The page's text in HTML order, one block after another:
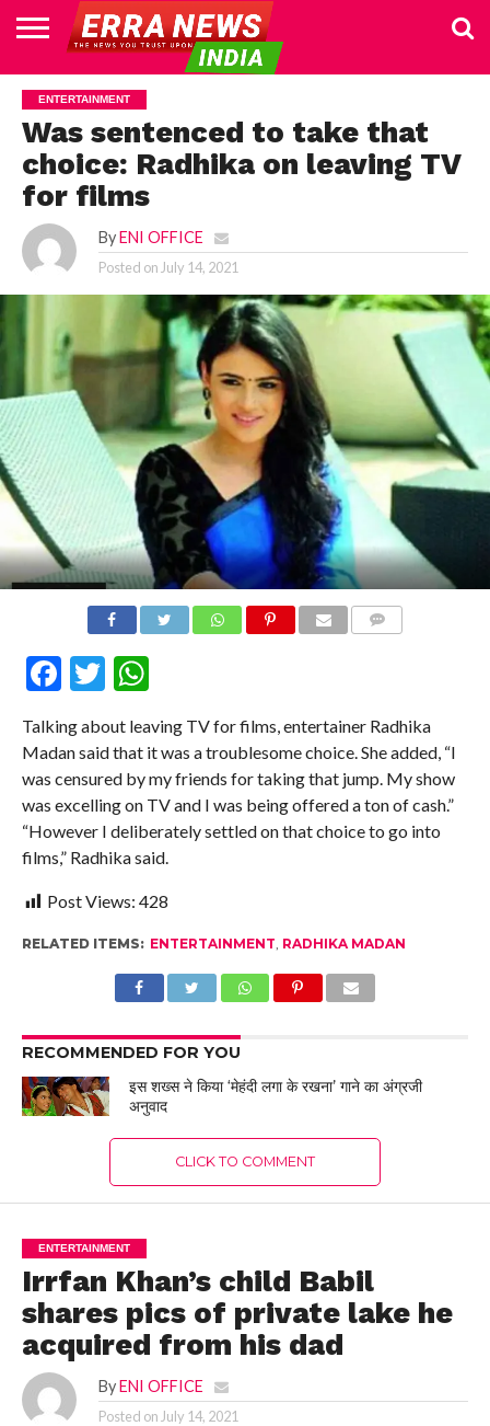
HOME
POLITICS
NEWS
BUSINESS
CULTURE
NATIONAL
SPORTS
LIFESTYLE
TRAVEL
OPINION
BREAKING
NEWS
ENTERTAINMENT
WORLD
CRIME
JOIN
US
ENTERTAINMENT
Was sentenced to take that
choice: Radhika on leaving TV
for films
By ENI OFFICE
Posted on July 14, 2021
Facebook
Twitter
WhatsApp
Talking about leaving TV for films, entertainer Radhika
Madan said that it was a troublesome choice. She added, “I
was censured by my friends for taking that jump. My show
was excelling on TV and I was being offered a ton of cash.”
“However I deliberately settled on that choice to go into
films,” Radhika said.
Post Views: 428
RELATED ITEMS: ENTERTAINMENT RADHIKA MADAN
RECOMMENDED FOR YOU
इस शख्स ने किया ‘मेहंदी लगा के रखना’ गाने का अंग्रजी
अनुवाद
CLICK TO COMMENT
ENTERTAINMENT
Irrfan Khan’s child Babil
shares pics of private lake he
acquired from his dad
By ENI OFFICE
Posted on July 14, 2021